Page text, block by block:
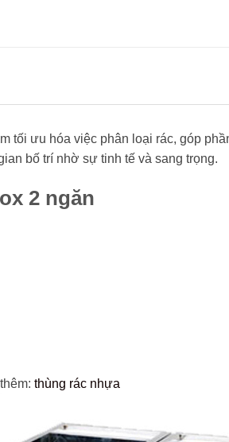
tối ưu hóa việc phân loại rác, góp
bố trí nhờ sự tinh tế và sang trọng.
2 ngăn
thùng rác nhựa